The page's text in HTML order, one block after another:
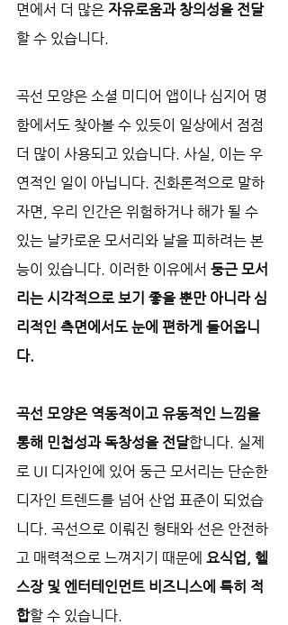
면에서 더 많은 자유로움과 창의성을 전달
할 수 있습니다.
곡선 모양은 소셜 미디어 앱이나 심지어 명
함에서도 찾아볼 수 있듯이 일상에서 점점
더 많이 사용되고 있습니다. 사실, 이는 우
연적인 일이 아닙니다. 진화론적으로 말하
자면, 우리 인간은 위험하거나 해가 될 수
있는 날카로운 모서리와 날을 피하려는 본
능이 있습니다. 이러한 이유에서 둥근 모서
리는 시각적으로 보기 좋을 뿐만 아니라 심
리적인 측면에서도 눈에 편하게 들어옵니
다.
곡선 모양은 역동적이고 유동적인 느낌을
통해 민첩성과 독창성을 전달합니다. 실제
로 UI 디자인에 있어 둥근 모서리는 단순한
디자인 트렌드를 넘어 산업 표준이 되었습
니다. 곡선으로 이뤄진 형태와 선은 안전하
고 매력적으로 느껴지기 때문에 요식업, 헬
스장 및 엔터테인먼트 비즈니스에 특히 적
합할 수 있습니다.